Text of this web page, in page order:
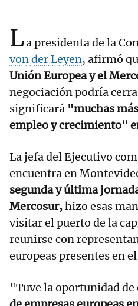
La presidenta de la
von der Leyen, afirmó
Unión Europea y el
negociación podría
significará "muchas
empleo y crecimiento"
La jefa del Ejecutivo
encuentra en
segunda y última
Mercosur,hizo esas
visitar el puerto de la
reunirse con
europeas presentes en
"Tuve la oportunidad de